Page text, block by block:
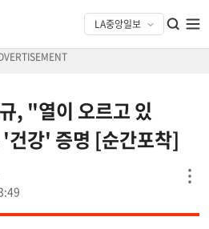
, "열이 오르고 있
강' 증명 [순간포착]